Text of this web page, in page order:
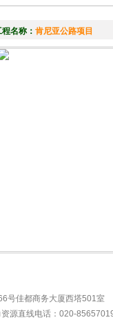
程名称： 肯尼亚公路项目
号佳都商务大厦西塔501室
资源直线电话：020-